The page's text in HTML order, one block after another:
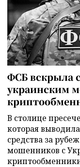
ФСБ вскрыла
украинским
В столице
которая
средства за
мошенников с